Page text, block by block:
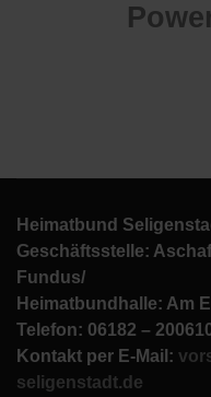
Heimatbund
Geschäftsstelle:
Fundus/
Heimatbundhalle: Am
Telefon: 06182 –
Kontakt per E-Mail:
seligenstadt.de